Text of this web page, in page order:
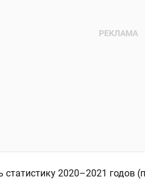
статистику 2020–2021 годов